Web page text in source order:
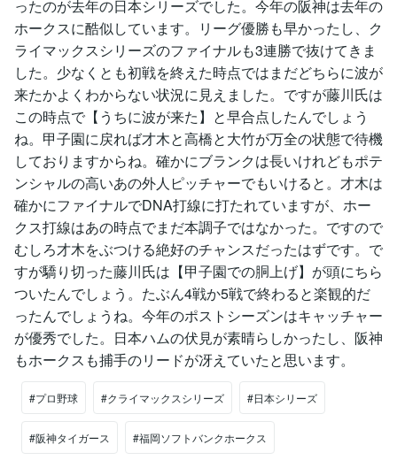
ったのが去年の日本シリーズでした。今年の阪神は去年の
ホークスに酷似しています。リーグ優勝も早かったし、ク
ライマックスシリーズのファイナルも3連勝で抜けてきま
した。少なくとも初戦を終えた時点ではまだどちらに波が
来たかよくわからない状況に見えました。ですが藤川氏は
この時点で【うちに波が来た】と早合点したんでしょう
ね。甲子園に戻れば才木と高橋と大竹が万全の状態で待機
しておりますからね。確かにブランクは長いけれどもポテ
ンシャルの高いあの外人ピッチャーでもいけると。才木は
確かにファイナルでDNA打線に打たれていますが、ホー
クス打線はあの時点でまだ本調子ではなかった。ですので
むしろ才木をぶつける絶好のチャンスだったはずです。で
すが驕り切った藤川氏は【甲子園での胴上げ】が頭にちら
ついたんでしょう。たぶん4戦か5戦で終わると楽観的だ
ったんでしょうね。今年のポストシーズンはキャッチャー
が優秀でした。日本ハムの伏見が素晴らしかったし、阪神
もホークスも捕手のリードが冴えていたと思います。
#プロ野球 #クライマックスシリーズ #日本シリーズ
#阪神タイガース #福岡ソフトバンクホークス